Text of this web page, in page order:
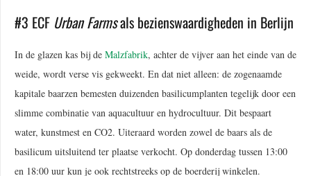
#3 ECF Urban Farmsals bezienswaardigheden in Berlijn
In de glazen kas bij de Malzfabrik, achter de vijver aan het einde van de
weide, wordt verse vis gekweekt. En dat niet alleen: de zogenaamde
kapitale baarzen bemesten duizenden basilicumplanten tegelijk door een
slimme combinatie van aquacultuur en hydrocultuur. Dit bespaart
water, kunstmest en CO2. Uiteraard worden zowel de baars als de
basilicum uitsluitend ter plaatse verkocht. Op donderdag tussen 13:00
en 18:00 uur kun je ook rechtstreeks op de boerderij winkelen.